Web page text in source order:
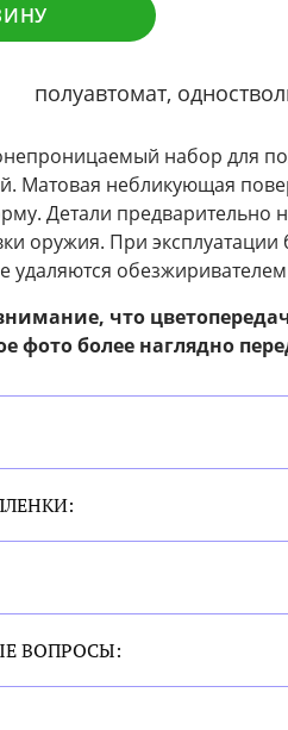
полуавтомат,
набор для
Матовая небликующая
Детали предварительно
оружия. При эксплуатации
удаляются
что
фото более наглядно
ВОПРОСЫ: